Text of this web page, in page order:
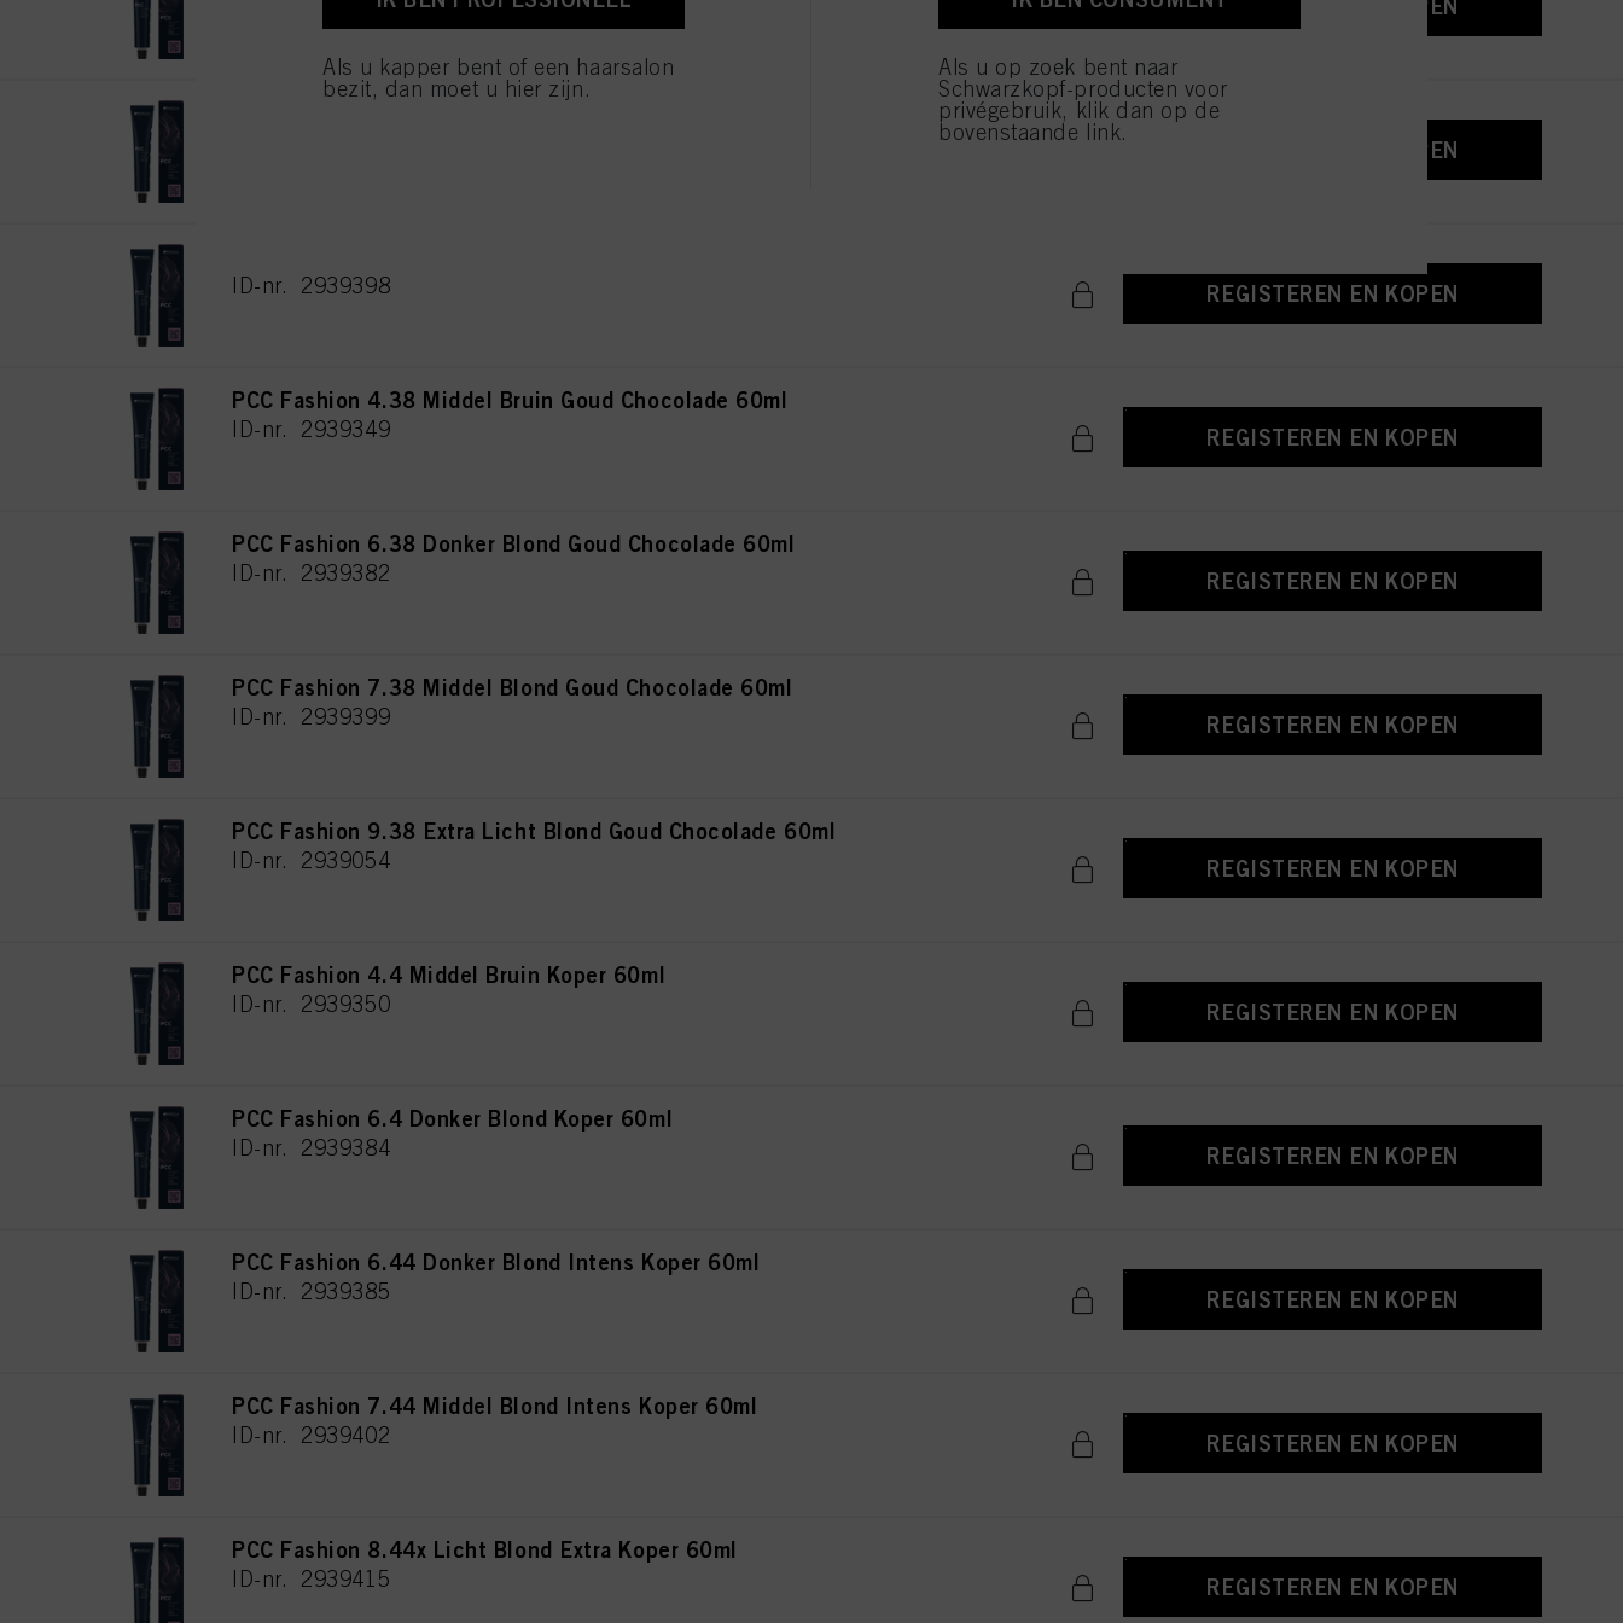
REGISTEREN EN KOPEN
REGISTEREN EN KOPEN
ID-nr. 2939398 REGISTEREN EN KOPEN
PCC Fashion 4.38 Middel Bruin Goud Chocolade 60ml
ID-nr. 2939349 REGISTEREN EN KOPEN
PCC Fashion 6.38 Donker Blond Goud Chocolade 60ml
ID-nr. 2939382 REGISTEREN EN KOPEN
PCC Fashion 7.38 Middel Blond Goud Chocolade 60ml
ID-nr. 2939399 REGISTEREN EN KOPEN
PCC Fashion 9.38 Extra Licht Blond Goud Chocolade 60ml
ID-nr. 2939054 REGISTEREN EN KOPEN
PCC Fashion 4.4 Middel Bruin Koper 60ml
ID-nr. 2939350 REGISTEREN EN KOPEN
PCC Fashion 6.4 Donker Blond Koper 60ml
ID-nr. 2939384 REGISTEREN EN KOPEN
PCC Fashion 6.44 Donker Blond Intens Koper 60ml
ID-nr. 2939385 REGISTEREN EN KOPEN
PCC Fashion 7.44 Middel Blond Intens Koper 60ml
ID-nr. 2939402 REGISTEREN EN KOPEN
PCC Fashion 8.44x Licht Blond Extra Koper 60ml
ID-nr. 2939415 REGISTEREN EN KOPEN
Als u kapper bent of een haarsalon
bezit, dan moet u hier zijn.
Als u op zoek bent naar
Schwarzkopf-producten voor
privégebruik, klik dan op de
bovenstaande link.
alleen cookies gebruikt die technisch noodzakelijk zijn om u deze website aan te kunnen bieden..